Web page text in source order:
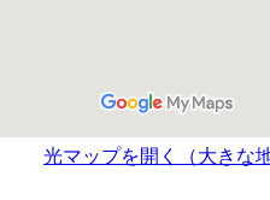
光マップを開く（大きな